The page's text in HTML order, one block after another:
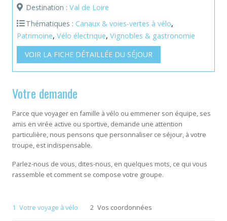
Destination : Val de Loire
Thématiques : Canaux & voies-vertes à vélo,
Patrimoine, Vélo électrique, Vignobles & gastronomie
VOIR LA FICHE DÉTAILLÉE DU SÉJOUR
Votre demande
Parce que voyager en famille à vélo ou emmener son équipe, ses
amis en virée active ou sportive, demande une attention
particulière, nous pensons que personnaliser ce séjour, à votre
troupe, est indispensable.
Parlez-nous de vous, dites-nous, en quelques mots, ce qui vous
rassemble et comment se compose votre groupe.
1 Votre voyage à vélo 2 Vos coordonnées